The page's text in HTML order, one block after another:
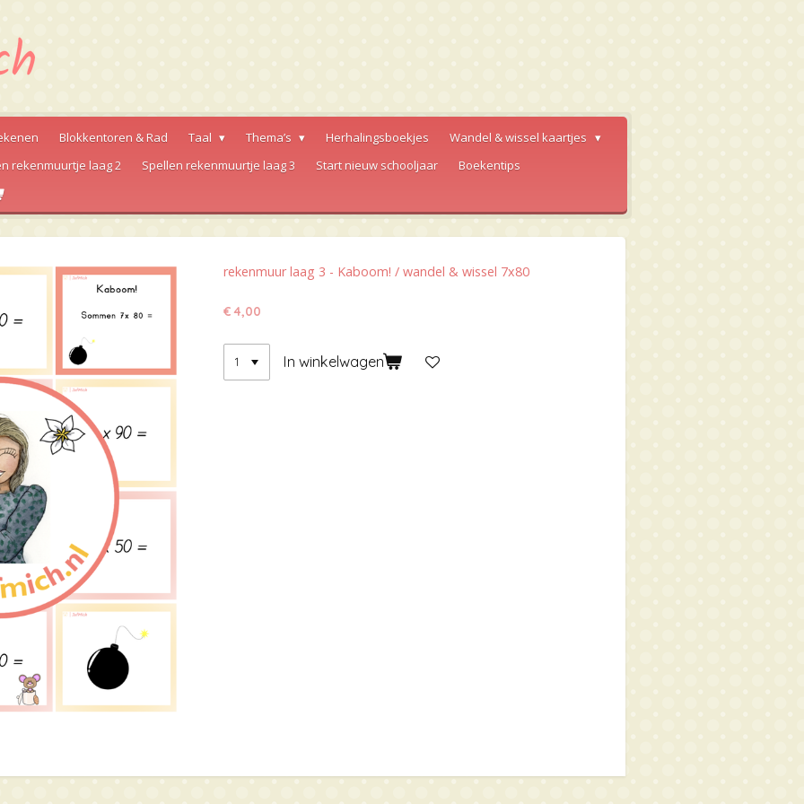
Blokkentoren & Rad Taal Thema’s Herhalingsboekjes
Wandel & wissel kaartjes
rekenmuurtje laag 2 Spellen rekenmuurtje laag 3 Start nieuw schooljaar
Boekentips
rekenmuur laag 3 - Kaboom! / wandel & wissel 7x80
€ 4,00
In winkelwagen